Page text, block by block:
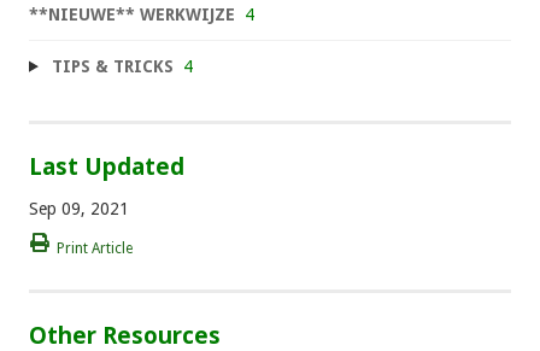
**NIEUWE** WERKWIJZE
4
TIPS & TRICKS 4
Last Updated
Sep 09, 2021
Print Article
Other Resources